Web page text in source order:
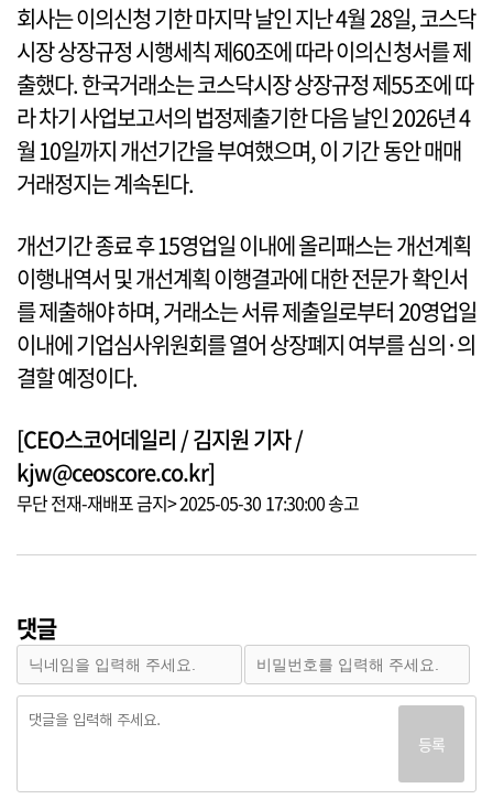
회사는 이의신청 기한 마지막 날인 지난 4월 28일, 코스닥
시장 상장규정 시행세칙 제60조에 따라 이의신청서를 제
출했다. 한국거래소는 코스닥시장 상장규정 제55조에 따
라 차기 사업보고서의 법정제출기한 다음 날인 2026년 4
월 10일까지 개선기간을 부여했으며, 이 기간 동안 매매
거래정지는 계속된다.
개선기간 종료 후 15영업일 이내에 올리패스는 개선계획
이행내역서 및 개선계획 이행결과에 대한 전문가 확인서
를 제출해야 하며, 거래소는 서류 제출일로부터 20영업일
이내에 기업심사위원회를 열어 상장폐지 여부를 심의·의
결할 예정이다.
[CEO스코어데일리 / 김지원 기자 /
kjw@ceoscore.co.kr]
무단 전재-재배포 금지> 2025-05-30 17:30:00 송고
댓글
등록